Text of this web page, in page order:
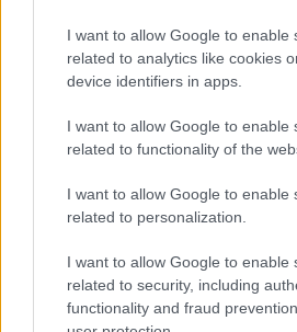
I want to allow Google to enable
related to analytics like cookies
device identifiers in apps.
I want to allow Google to enable
related to functionality of the
I want to allow Google to enable
related to personalization.
I want to allow Google to enable
related to security, including
functionality and fraud
A főleg fiatalok körében népszerű
Beetlejuice alkotóinak